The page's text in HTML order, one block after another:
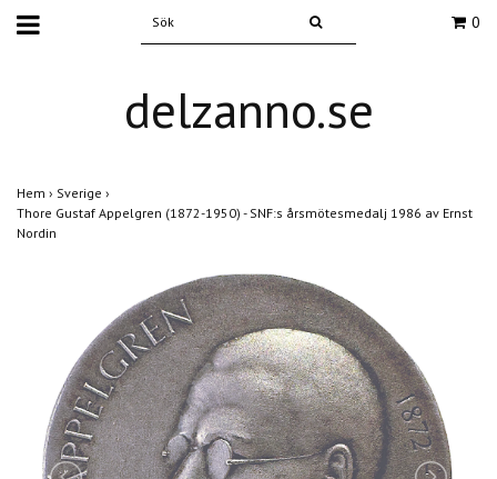
0
delzanno.se
Hem › Sverige ›
Thore Gustaf Appelgren (1872-1950) - SNF:s årsmötesmedalj 1986 av Ernst
Nordin